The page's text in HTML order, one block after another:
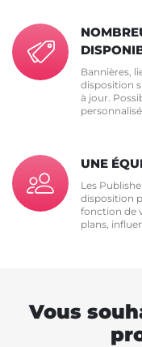
Bannières,
disposition
à jour.
UNE
Les
disposition
fonction de
plans,
Vous